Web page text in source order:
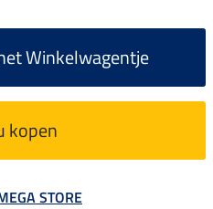
Winkelwagentje
kopen
STORE